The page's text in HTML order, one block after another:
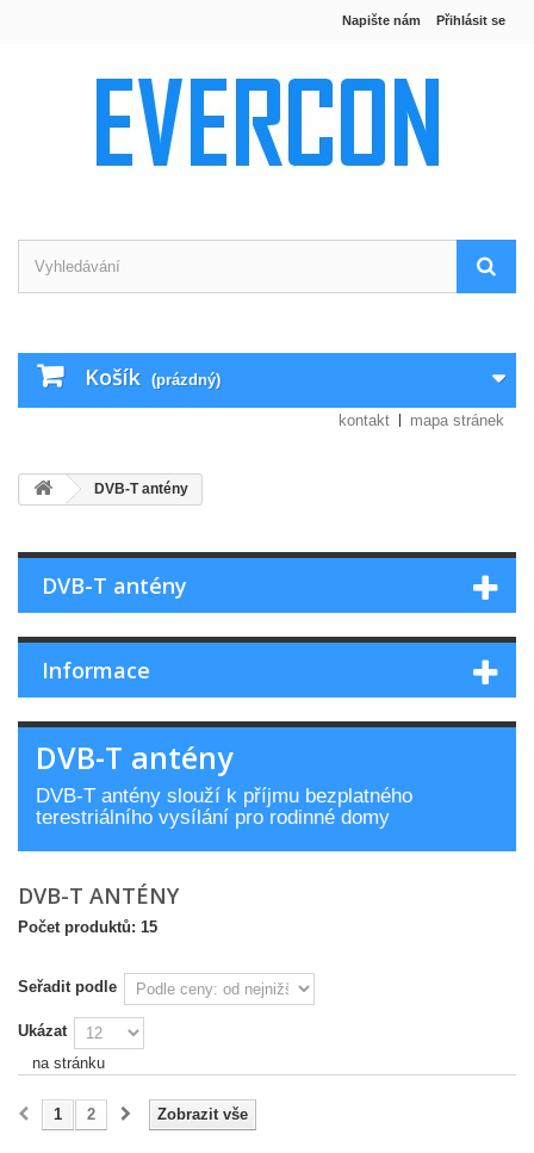
Přihlásit se
Napište nám
Košík (prázdný)
kontakt mapa stránek
DVB-T antény
DVB-T antény
Informace
DVB-T antény
DVB-T antény slouží k příjmu bezplatného
terestriálního vysílání pro rodinné domy
DVB-T ANTÉNY
Počet produktů: 15
Seřadit podle
Ukázat
na stránku
Zobrazit vše
1 2